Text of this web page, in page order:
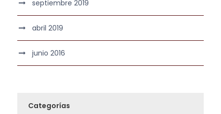
septiembre 2019
abril 2019
junio 2016
Categorías